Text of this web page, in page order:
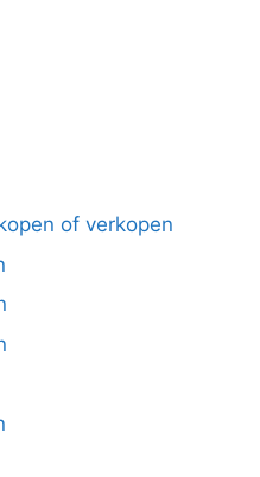
of verkopen